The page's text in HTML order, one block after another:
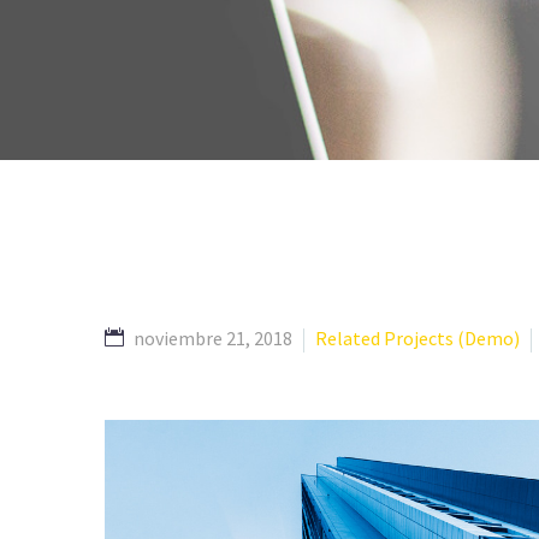
noviembre 21, 2018 Related Projects (Demo)